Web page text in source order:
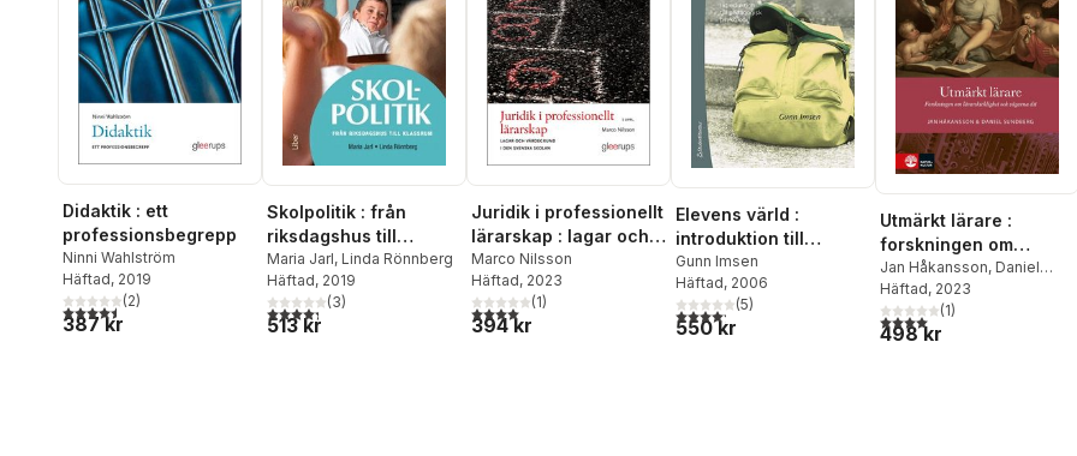
Didaktik : ett
professionsbegrepp
Ninni Wahlström
Häftad, 2019
4,5utav 5 stjärnor. Totalt antal röster:
(2)
387 kr
Skolpolitik : från
riksdagshus till
klassrum
Maria Jarl, Linda Rönnberg
Häftad, 2019
4,3utav 5 stjärnor. Totalt antal röster:
(3)
513 kr
Juridik i professionellt
lärarskap : lagar och
värdegrund i den
svenska skolan
Marco Nilsson
Häftad, 2023
4,0utav 5 stjärnor. Totalt antal röster:
(1)
394 kr
Elevens värld :
introduktion till
pedagogisk psykologi
Gunn Imsen
Häftad, 2006
4,2utav 5 stjärnor. Totalt antal röster:
(5)
550 kr
Utmärkt lärare :
forskningen om
lärarskicklighet och
vägarna dit
Jan Håkansson, Daniel
Sundberg
Häftad, 2023
4,0utav 5 stjärnor. Totalt
(1)
498 kr